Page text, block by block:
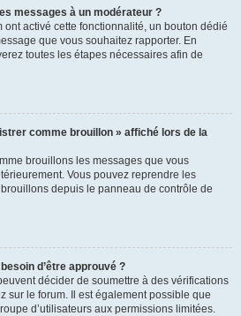
messages à un modérateur ?
activé cette fonctionnalité, un bouton dédié
que vous souhaitez rapporter. En
toutes les étapes nécessaires afin de
comme brouillon » affiché lors de la
brouillons les messages que vous
Vous pouvez reprendre les
depuis le panneau de contrôle de
d’être approuvé ?
décider de soumettre à des vérifications
sur le forum. Il est également possible que
d’utilisateurs aux permissions limitées.